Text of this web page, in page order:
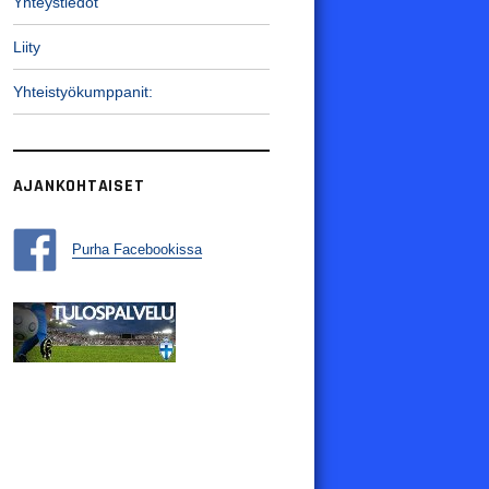
Liity
Yhteistyökumppanit:
AJANKOHTAISET
Purha Facebookissa